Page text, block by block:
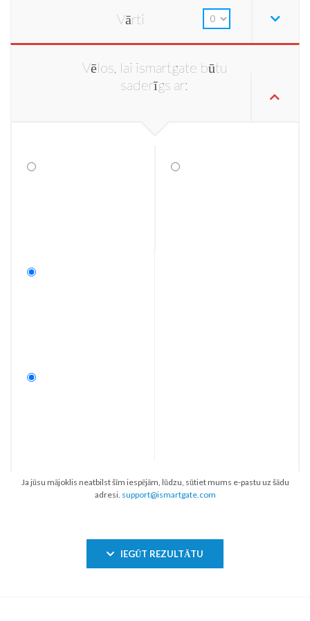
Vārti
Vēlos, lai ismartgate būtu
saderīgs ar:
Ja jūsu mājoklis neatbilst šīm iespējām, lūdzu, sūtiet mums e-pastu uz šādu
adresi. support@ismartgate.com
IEGŪT REZULTĀTU